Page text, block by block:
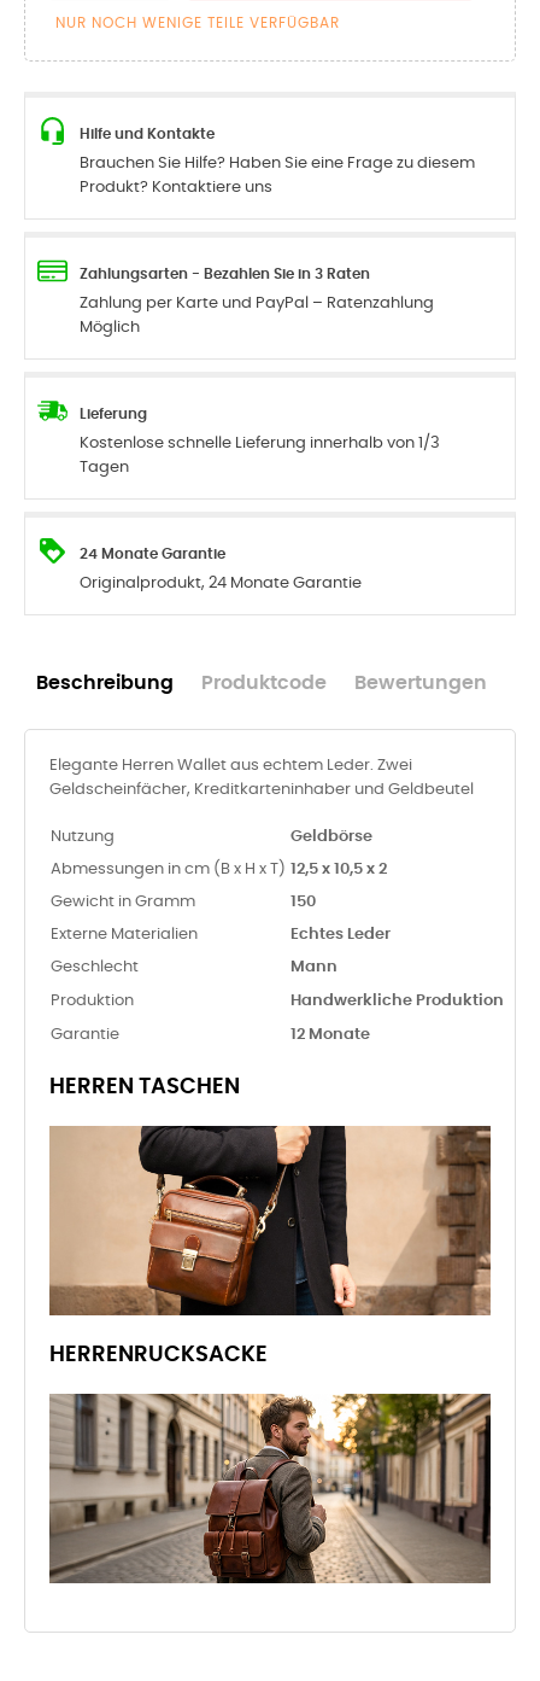
NUR NOCH WENIGE TEILE VERFÜGBAR
Hilfe und Kontakte
Brauchen Sie Hilfe? Haben Sie eine Frage zu diesem
Produkt? Kontaktiere uns
Zahlungsarten - Bezahlen Sie in 3 Raten
Zahlung per Karte und PayPal – Ratenzahlung
Möglich
Lieferung
Kostenlose schnelle Lieferung innerhalb von 1/3
Tagen
24 Monate Garantie
Originalprodukt, 24 Monate Garantie
Beschreibung Produktcode Bewertungen
Elegante Herren Wallet aus echtem Leder. Zwei
Geldscheinfächer, Kreditkarteninhaber und Geldbeutel
Nutzung Geldbörse
Abmessungen in cm (B x H x T) 12,5 x 10,5 x 2
Gewicht in Gramm 150
Externe Materialien Echtes Leder
Geschlecht Mann
Produktion Handwerkliche Produktion
Garantie 12 Monate
HERREN TASCHEN
HERRENRUCKSACKE